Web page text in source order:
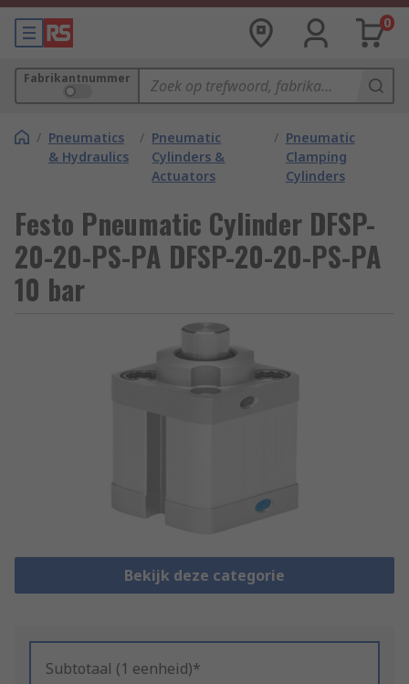
0
Fabrikantnummer
/ Pneumatics
& Hydraulics
/ Pneumatic
Cylinders &
Actuators
/ Pneumatic
Clamping
Cylinders
Festo Pneumatic Cylinder DFSP-
20-20-PS-PA DFSP-20-20-PS-PA
10 bar
Bekijk deze categorie
Subtotaal (1 eenheid)*